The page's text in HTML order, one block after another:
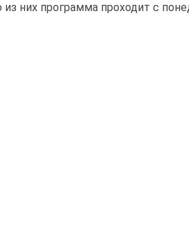
них программа проходит с